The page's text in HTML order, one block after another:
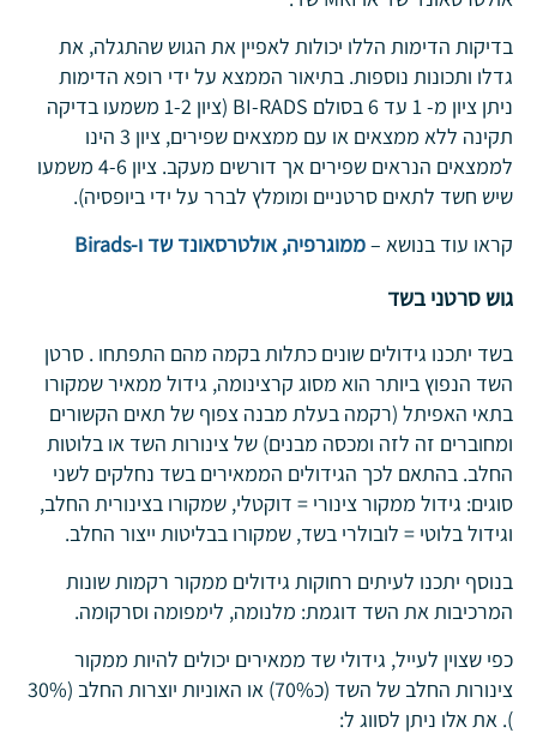
בדיקות הדימות הללו יכולות לאפיין את הגוש שהתגלה, את
גדלו ותכונות נוספות. בתיאור הממצא על ידי רופא הדימות
ניתן ציון מ- 1 עד 6 בסולם BI-RADS (ציון 1-2 משמעו בדיקה
תקינה ללא ממצאים או עם ממצאים שפירים, ציון 3 הינו
לממצאים הנראים שפירים אך דורשים מעקב. ציון 4-6 משמעו
שיש חשד לתאים סרטניים ומומלץ לברר על ידי ביופסיה).
קראו עוד בנושא –ממוגרפיה, אולטרסאונד שד ו-Birads
גוש סרטני בשד
בשד יתכנו גידולים שונים כתלות בקמה מהם התפתחו . סרטן
השד הנפוץ ביותר הוא מסוג קרצינומה, גידול ממאיר שמקורו
בתאי האפיתל (רקמה בעלת מבנה צפוף של תאים הקשורים
ומחוברים זה לזה ומכסה מבנים) של צינורות השד או בלוטות
החלב. בהתאם לכך הגידולים הממאירים בשד נחלקים לשני
סוגים: גידול ממקור צינורי = דוקטלי, שמקורו בצינורית החלב,
וגידול בלוטי = לובולרי בשד, שמקורו בבליטות ייצור החלב.
בנוסף יתכנו לעיתים רחוקות גידולים ממקור רקמות שונות
המרכיבות את השד דוגמת: מלנומה, לימפומה וסרקומה.
כפי שצוין לעייל, גידולי שד ממאירים יכולים להיות ממקור
צינורות החלב של השד (כ70%) או האוניות יוצרות החלב (30%
). את אלו ניתן לסווג ל: